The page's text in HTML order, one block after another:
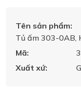
Tên sản phẩm:
Tủ ấm 303-0AB,
Mã:
Xuất xứ: